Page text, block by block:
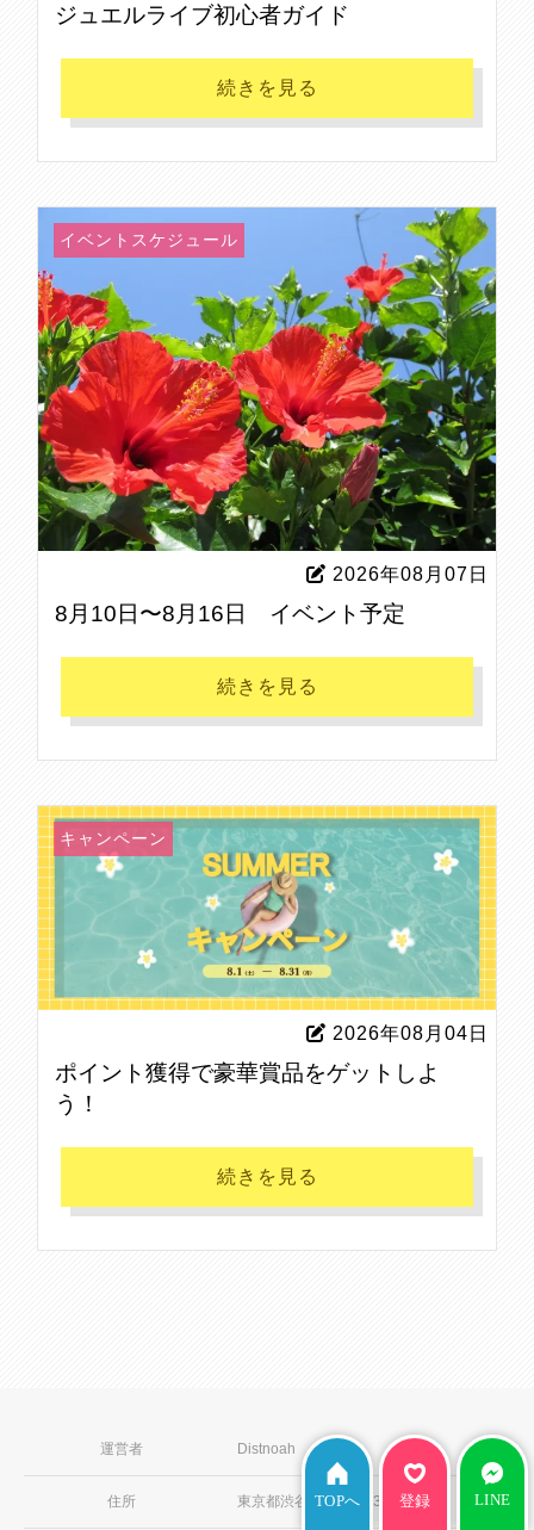
ジュエルライブ初心者ガイド
続きを見る
イベントスケジュール
2026年08月07日
8月10日〜8月16日 イベント予定
続きを見る
キャンペーン
2026年08月04日
ポイント獲得で豪華賞品をゲットしよ
う！
続きを見る
TOPへ 登録 LINE
運営者 Distnoah
住所 東京都渋谷区本町3-13